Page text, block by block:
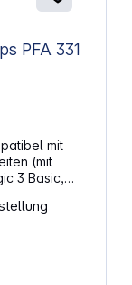
PFA 331
mit
3 Voice
Voice SMS